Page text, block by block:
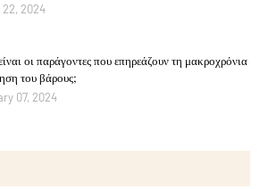
22, 2024
οι παράγοντες που επηρεάζουν τη μακροχρόνια
του βάρους;
07, 2024